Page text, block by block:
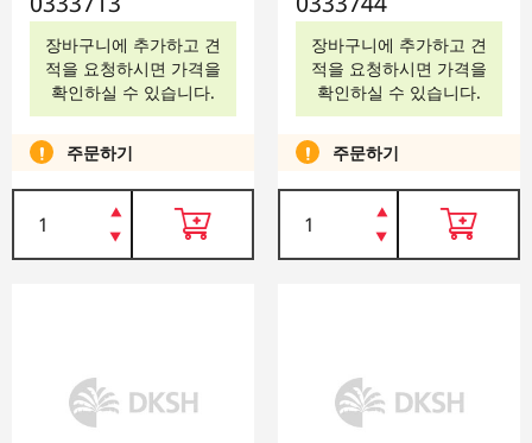
장바구니에 추가하고 견
적을 요청하시면 가격을
확인하실 수 있습니다.
주문하기
장바구니에 추가하고 견
적을 요청하시면 가격을
확인하실 수 있습니다.
주문하기